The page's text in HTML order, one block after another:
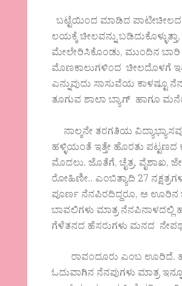
ಬಟ್ಟೆಯಿಂದ ಮಾಡಿದ
ಲಯಕ್ಕೆ ಚೀಲವನ್ನು
ಮೇಲೇರಿಸಿಕೊಂಡು, ಮುಂದಿನ ಬಾರಿ
ಮೊಣಕಾಲುಗಳಿಂದ ಚೀಲದೊಳಗೆ ಇದ್ದ
ಎನ್ನುವುದು ಸಾಸುವೆಯ ಕಾಳಷ್ಟೂ
ತೂಗುವ ಶಾಲಾ ಬ್ಯಾಗ್ ಹಾಗೂ
ನಾಲ್ಕನೇ ತರಗತಿಯ
ಹಳ್ಳಿಯಂತೆ ಇತ್ತೇ ಹೊರತು ಪಟ್ಟಣದ
ಮೊದಲು. ಜೊತೆಗೆ, ಚೈತ್ರ, ವೈಶಾಖ,
ರೋಹಿಣೀ.. ಎಂಬಿತ್ಯಾದಿ 27
ಪೂರ್ಣ ನೆನಪಿರದಿದ್ದರೂ, ಆ ಊರಿನ
ಬಾವಲಿಗಳು ಮಾತ್ರ
ಗೆಳೆತನದ ಹೆಸರುಗಳು ಮನದ
ರಾವಂದೂರು ಎಂಬ ಊರಿದೆ.
ಓದುವಾಗಿನ ನೆನಪುಗಳು ಮಾತ್ರ